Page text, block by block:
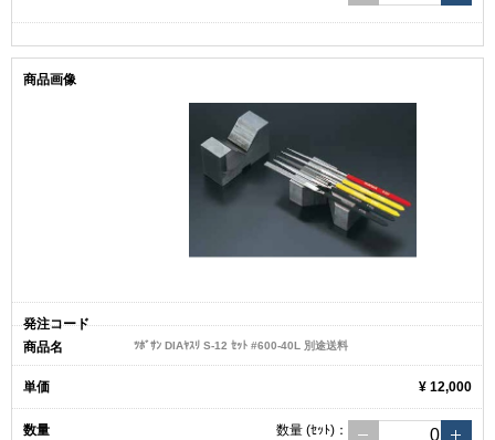
ﾂﾎﾞｻﾝ DIAﾔｽﾘ S-12 ｾｯﾄ #600-40L 別途送料
¥ 12,000
数量 (ｾｯﾄ) ：